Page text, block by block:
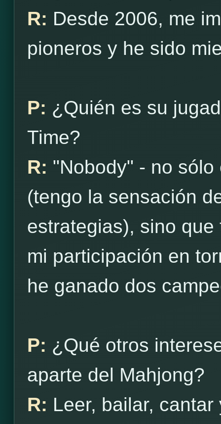
R: Desde 2006, me
pioneros y he sido
P: ¿Quién es su
Time?
R: "Nobody" - no
(tengo la sensación
estrategias), sino
mi participación en
he ganado dos
P: ¿Qué otros
aparte del Mahjong?
R: Leer, bailar,